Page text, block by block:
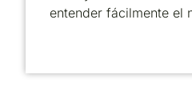
entender fácilmente el